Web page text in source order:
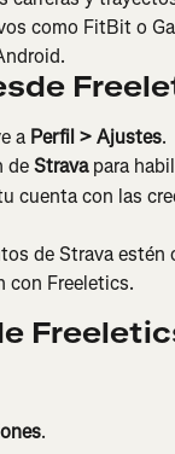
como FitBit o
a Perfil > Ajustes.
de Strava para
cuenta con las
de Strava estén
con Freeletics.
.